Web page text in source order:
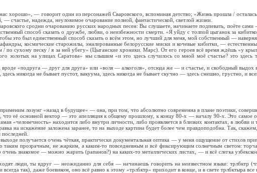
— говорит один из персонажей Сваровского, вспоминая детство; «Жизнь прошла /
счастье, надежда, неуловимое очарование полной, фантастической, светлой жизни.
сродни очарованию русских народных песен: Вы слушаете, начинаете подпевать, поёте
способ сказать о дружбе, любви, о неизбежности смерти. «Я уйду с толпой цыганок за
это был единственный способ сказать о всём этом, но лучший для меня, мой собственный —
космические старожилы, эмалированные белорусские миски и кочевые кибитки, —
по сухому песку / я за ней убегу» (Цыганские хроники. Марс). От его героев всё время ждёшь «у
золотых на улицах Саратова» мы слышим «и это здесь случилось со мной моё счастье? это
«подруга — друг для друга» или «воля — алкоголя», отсюда же — и счастье, и свободный выдох
никогда не бывает пустот, вакуума, здесь никогда не бывает скучно — здесь смешно, грустно, и
лозунг «назад в будущее» — она, при том, что абсолютно современна в плане поэтики,
её основной вектор — это апелляция к общему прошлому, к концу 80-х — началу 90-х. Это самое
«человечность» находится либо внутри личности, либо проявляется в близких контактах, в любви
на искажение заложена заранее, то на выходе картина будет более чем правдоподобна. Так,
получается очень чёткая, практически документальная оптика — у меня ощущение от стихов
таким прозрачным, не жарким, а каким-то повседневным и всё фиксирующим солнечным светом:
очень знакомое — можно жарить (рапанов?) на каких-то металлических листах, — и всё слегка
люди, ты вдруг — неожиданно для себя — начинаешь говорить на неизвестном языке: трлбктр
так), даже боевиком, оно всё равно к этому «трлбктр» приходит в конце, и в свете трлбктыра